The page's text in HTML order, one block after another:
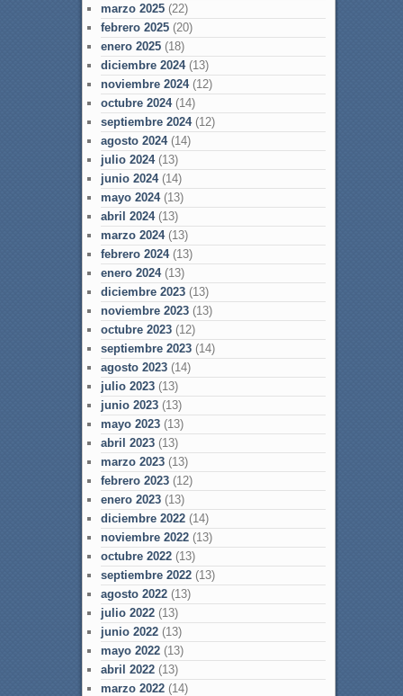
marzo 2025(22)
febrero 2025(20)
enero 2025(18)
diciembre 2024(13)
noviembre 2024(12)
octubre 2024(14)
septiembre 2024(12)
agosto 2024(14)
julio 2024(13)
junio 2024(14)
mayo 2024(13)
abril 2024(13)
marzo 2024(13)
febrero 2024(13)
enero 2024(13)
diciembre 2023(13)
noviembre 2023(13)
octubre 2023(12)
septiembre 2023(14)
agosto 2023(14)
julio 2023(13)
junio 2023(13)
mayo 2023(13)
abril 2023(13)
marzo 2023(13)
febrero 2023(12)
enero 2023(13)
diciembre 2022(14)
noviembre 2022(13)
octubre 2022(13)
septiembre 2022(13)
agosto 2022(13)
julio 2022(13)
junio 2022(13)
mayo 2022(13)
abril 2022(13)
marzo 2022(14)